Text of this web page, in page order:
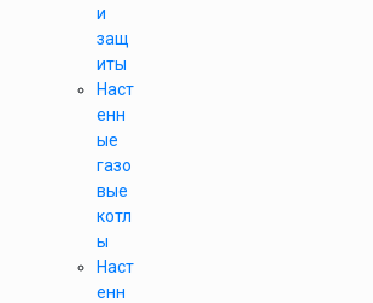
и
защ
иты
Наст
енн
ые
газо
вые
котл
ы
Наст
енн